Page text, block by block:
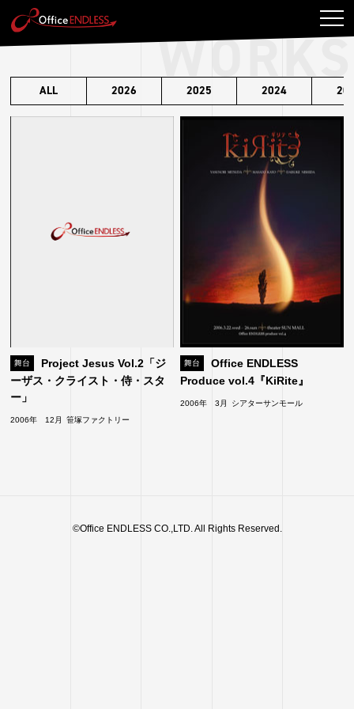
WORKS
ALL 2026 2025 2024
舞台
Project Jesus Vol.2「ジ
ーザス・クライスト・侍・スタ
ー」
2006年 12月 笹塚ファクトリー
舞台
Office ENDLESS
Produce vol.4『KiRite』
2006年 3月 シアターサンモール
©Office ENDLESS CO.,LTD. All Rights Reserved.